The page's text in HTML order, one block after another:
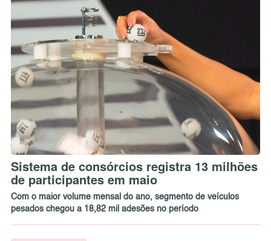
Sistema de consórcios registra 13 milhões
de participantes em maio
Com o maior volume mensal do ano, segmento de veículos
pesados chegou a 18,82 mil adesões no período